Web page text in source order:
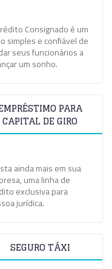
Consignado é um
simples e confiável de
seus funcionários a
um sonho.
PARA
CAPITAL DE GIRO
ainda mais em sua
uma linha de
exclusiva para
jurídica.
SEGURO TÁXI